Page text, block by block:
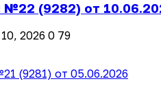
№22 (9282) от
2026 0 79